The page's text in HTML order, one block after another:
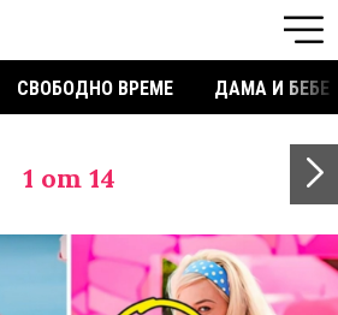
СВОБОДНО ВРЕМЕ ДАМА И БЕБЕ
1 от 14